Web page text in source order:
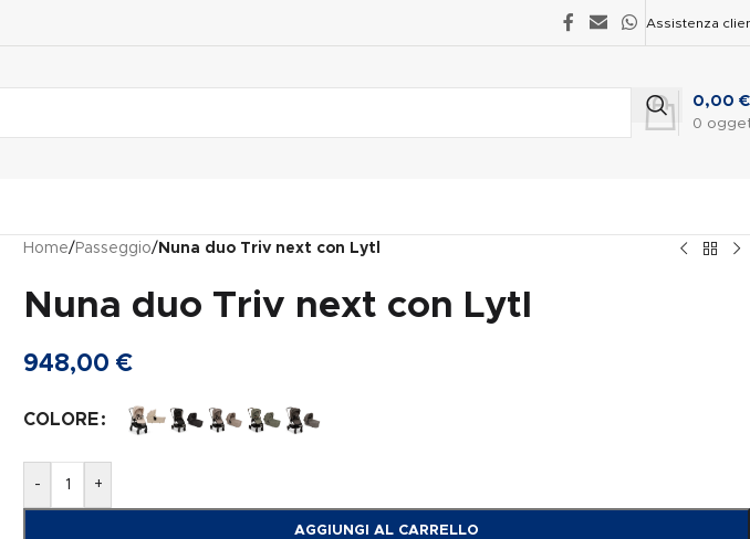
Assistenza
0
0,00 €
Home/ Passeggio/ Nuna duo Triv next con Lytl
Nuna duo Triv next con Lytl
948,00 €
COLORE
- +
AGGIUNGI AL CARRELLO